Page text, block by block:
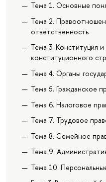
Тема 1. Основные
Тема 2.
ответственность
Тема 3. Конституция
конституционного
Тема 4. Органы
Тема 5. Гражданское
Тема 6. Налоговое
Тема 7. Трудовое
Тема 8. Семейное
Тема 9.
Тема 10.